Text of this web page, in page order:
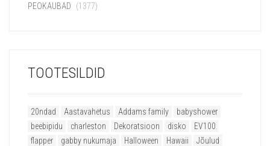
PEOKAUBAD (1377)
TOOTESILDID
20ndad Aastavahetus Addams family
babyshower
beebipidu
charleston Dekoratsioon disko
EV100
flapper
gabby nukumaja Halloween Hawaii
Jõulud